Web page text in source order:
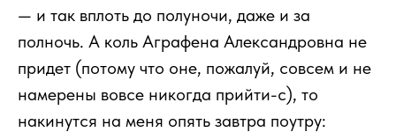
— и так вплоть до полуночи, даже и за
полночь. А коль Аграфена Александровна не
придет (потому что оне, пожалуй, совсем и не
намерены вовсе никогда прийти-с), то
накинутся на меня опять завтра поутру: